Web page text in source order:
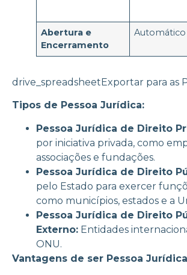
Abertura e
Encerramento
Automático
drive_spreadsheetExportar para as
Tipos de Pessoa Jurídica:
Pessoa Jurídica de Direito
por iniciativa privada, como
associações e fundações.
Pessoa Jurídica de Direito
pelo Estado para exercer
como municípios, estados e a
Pessoa Jurídica de Direito
Externo: Entidades
ONU.
Vantagens de ser Pessoa